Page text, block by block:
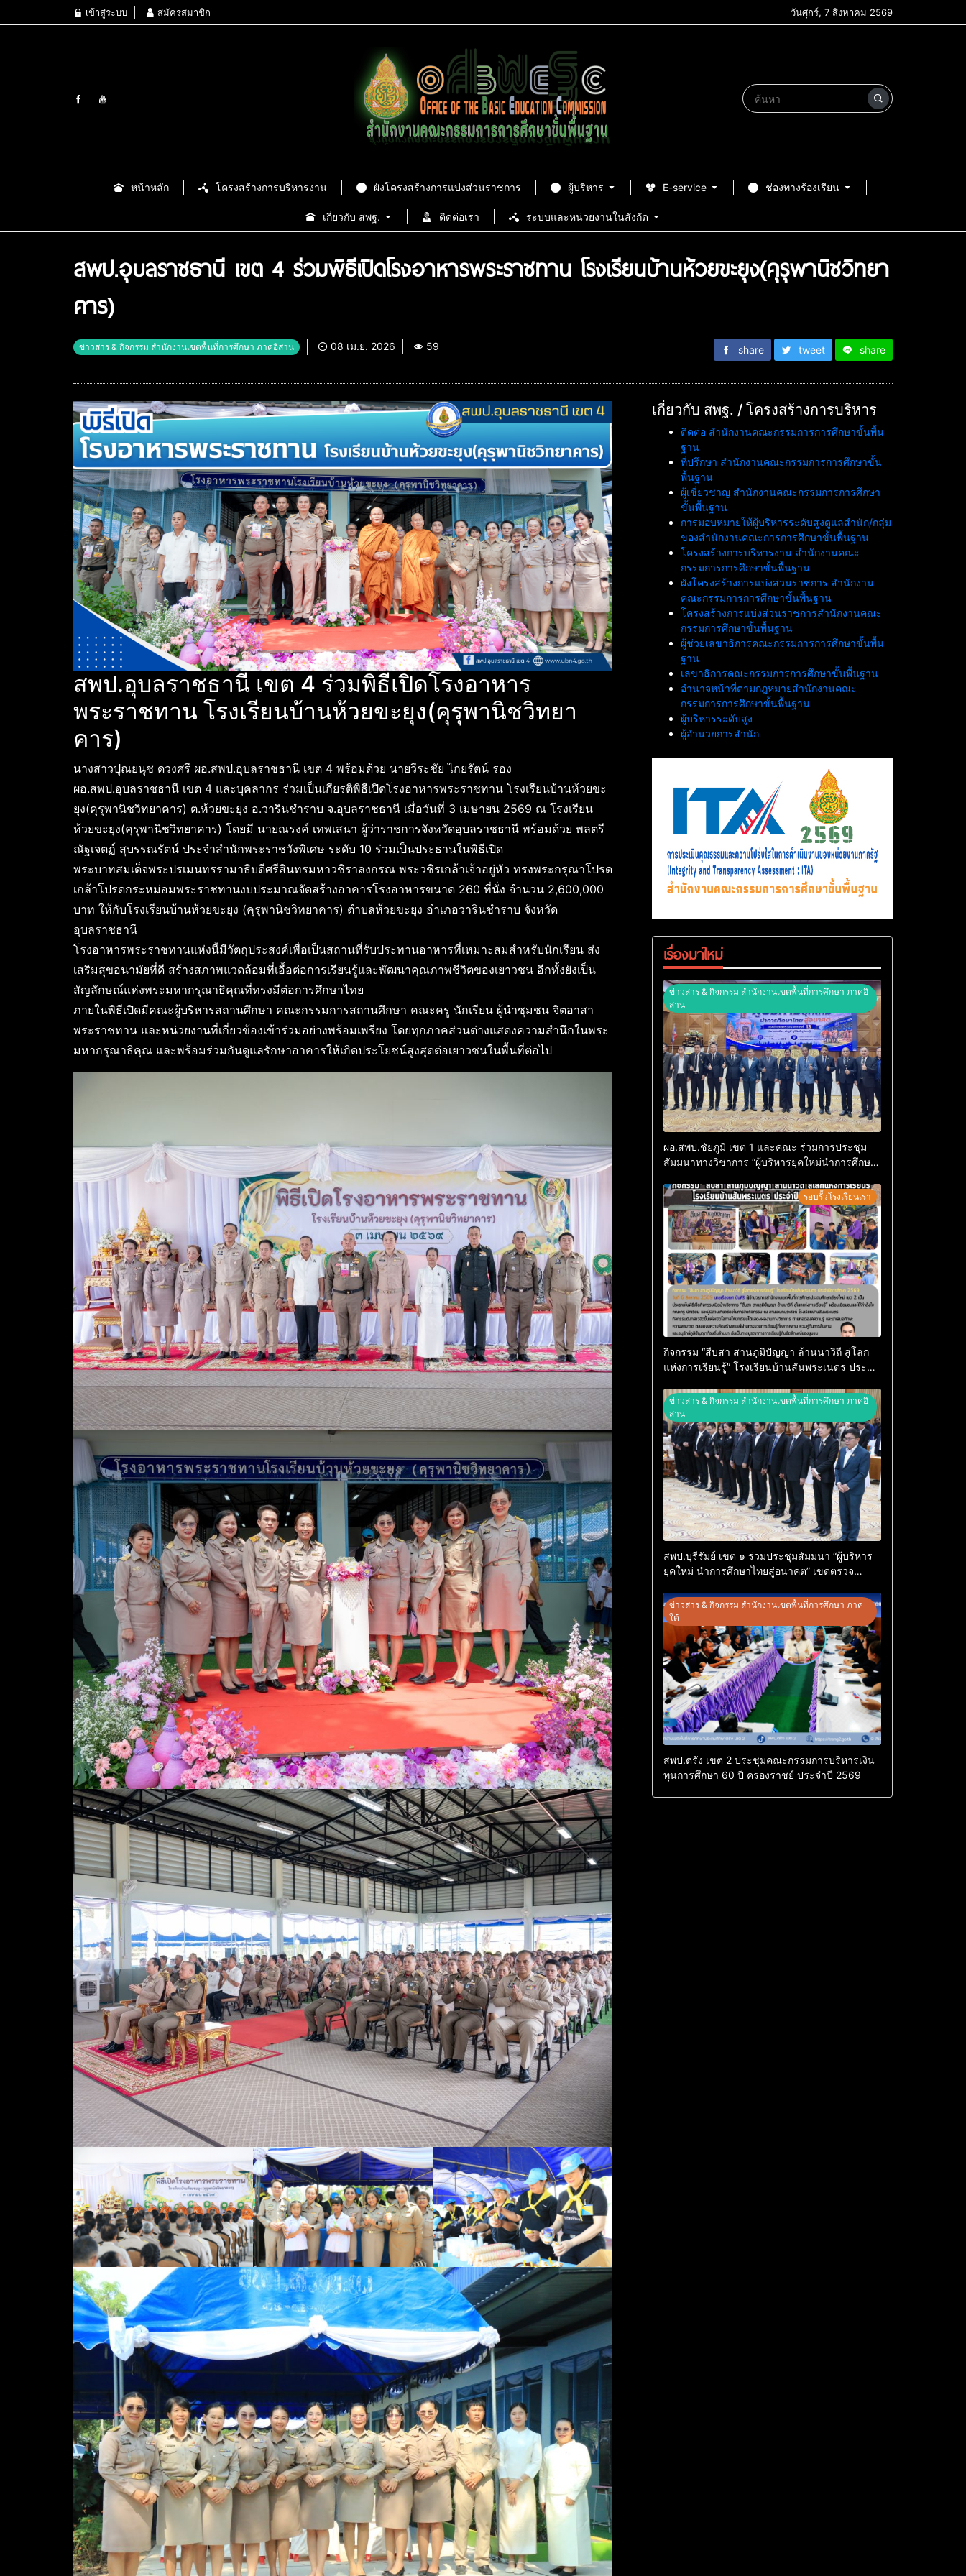
เข้าสู่ระบบ สมัครสมาชิก วันศุกร์, 7 สิงหาคม 2569
หน้าหลัก โครงสร้างการบริหารงาน ผังโครงสร้างการแบ่งส่วนราชการ ผู้บริหาร E-service ช่องทางร้องเรียน
เกี่ยวกับ สพฐ. ติดต่อเรา ระบบและหน่วยงานในสังกัด
สพป.อุบลราชธานี เขต 4 ร่วมพิธีเปิดโรงอาหารพระราชทาน โรงเรียนบ้านห้วยขะยุง(คุรุพานิชวิทยา
คาร)
ข่าวสาร & กิจกรรม สำนักงานเขตพื้นที่การศึกษา ภาคอิสาน 08 เม.ย. 2026 59 share tweet share
สพป.อุบลราชธานี เขต 4 ร่วมพิธีเปิดโรงอาหาร
พระราชทาน โรงเรียนบ้านห้วยขะยุง(คุรุพานิชวิทยา
คาร)
นางสาวปุณยนุช ดวงศรี ผอ.สพป.อุบลราชธานี เขต 4 พร้อมด้วย นายวีระชัย ไกยรัตน์ รอง
ผอ.สพป.อุบลราชธานี เขต 4 และบุคลากร ร่วมเป็นเกียรติพิธีเปิดโรงอาหารพระราชทาน โรงเรียนบ้านห้วยขะ
ยุง(คุรุพานิชวิทยาคาร) ต.ห้วยขะยุง อ.วารินชำราบ จ.อุบลราชธานี เมื่อวันที่ 3 เมษายน 2569 ณ โรงเรียน
ห้วยขะยุง(คุรุพานิชวิทยาคาร) โดยมี นายณรงค์ เทพเสนา ผู้ว่าราชการจังหวัดอุบลราชธานี พร้อมด้วย พลตรี
ณัฐเจตฏ์ สุบรรณรัตน์ ประจำสำนักพระราชวังพิเศษ ระดับ 10 ร่วมเป็นประธานในพิธีเปิด
พระบาทสมเด็จพระปรเมนทรรามาธิบดีศรีสินทรมหาวชิราลงกรณ พระวชิรเกล้าเจ้าอยู่หัว ทรงพระกรุณาโปรด
เกล้าโปรดกระหม่อมพระราชทานงบประมาณจัดสร้างอาคารโรงอาหารขนาด 260 ที่นั่ง จำนวน 2,600,000
บาท ให้กับโรงเรียนบ้านห้วยขะยุง (คุรุพานิชวิทยาคาร) ตำบลห้วยขะยุง อำเภอวารินชำราบ จังหวัด
อุบลราชธานี
โรงอาหารพระราชทานแห่งนี้มีวัตถุประสงค์เพื่อเป็นสถานที่รับประทานอาหารที่เหมาะสมสำหรับนักเรียน ส่ง
เสริมสุขอนามัยที่ดี สร้างสภาพแวดล้อมที่เอื้อต่อการเรียนรู้และพัฒนาคุณภาพชีวิตของเยาวชน อีกทั้งยังเป็น
สัญลักษณ์แห่งพระมหากรุณาธิคุณที่ทรงมีต่อการศึกษาไทย
ภายในพิธีเปิดมีคณะผู้บริหารสถานศึกษา คณะกรรมการสถานศึกษา คณะครู นักเรียน ผู้นำชุมชน จิตอาสา
พระราชทาน และหน่วยงานที่เกี่ยวข้องเข้าร่วมอย่างพร้อมเพรียง โดยทุกภาคส่วนต่างแสดงความสำนึกในพระ
มหากรุณาธิคุณ และพร้อมร่วมกันดูแลรักษาอาคารให้เกิดประโยชน์สูงสุดต่อเยาวชนในพื้นที่ต่อไป
เกี่ยวกับ สพฐ. / โครงสร้างการบริหาร
ติดต่อ สำนักงานคณะกรรมการการศึกษาขั้นพื้น
ฐาน
ที่ปรึกษา สำนักงานคณะกรรมการการศึกษาขั้น
พื้นฐาน
ผู้เชี่ยวชาญ สำนักงานคณะกรรมการการศึกษา
ขั้นพื้นฐาน
การมอบหมายให้ผู้บริหารระดับสูงดูแลสำนัก/กลุ่ม
ของสำนักงานคณะการการศึกษาขั้นพื้นฐาน
โครงสร้างการบริหารงาน สำนักงานคณะ
กรรมการการศึกษาขั้นพื้นฐาน
ผังโครงสร้างการแบ่งส่วนราชการ สำนักงาน
คณะกรรมการการศึกษาขั้นพื้นฐาน
โครงสร้างการแบ่งส่วนราชการสำนักงานคณะ
กรรมการศึกษาขั้นพื้นฐาน
ผู้ช่วยเลขาธิการคณะกรรมการการศึกษาขั้นพื้น
ฐาน
เลขาธิการคณะกรรมการการศึกษาขั้นพื้นฐาน
อำนาจหน้าที่ตามกฎหมายสำนักงานคณะ
กรรมการการศึกษาขั้นพื้นฐาน
ผู้บริหารระดับสูง
ผู้อำนวยการสำนัก
เรื่องมาใหม่
ข่าวสาร & กิจกรรม สำนักงานเขตพื้นที่การศึกษา ภาคอิ
สาน
ผอ.สพป.ชัยภูมิ เขต 1 และคณะ ร่วมการประชุม
สัมมนาทางวิชาการ “ผู้บริหารยุคใหม่นำการศึกษา
รอบรั้วโรงเรียนเรา
กิจกรรม “สืบสา สานภูมิปัญญา ล้านนาวิถี สู่โลก
แห่งการเรียนรู้” โรงเรียนบ้านสันพระเนตร ประจำ
ข่าวสาร & กิจกรรม สำนักงานเขตพื้นที่การศึกษา ภาคอิ
สาน
สพป.บุรีรัมย์ เขต ๑ ร่วมประชุมสัมมนา “ผู้บริหาร
ยุคใหม่ นำการศึกษาไทยสู่อนาคต” เขตตรวจ
ข่าวสาร & กิจกรรม สำนักงานเขตพื้นที่การศึกษา ภาค
ใต้
สพป.ตรัง เขต 2 ประชุมคณะกรรมการบริหารเงิน
ทุนการศึกษา 60 ปี ครองราชย์ ประจำปี 2569